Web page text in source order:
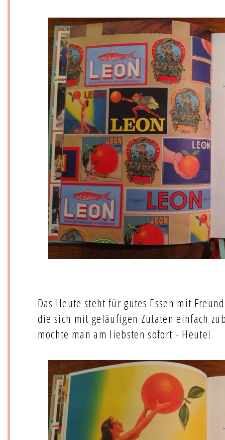
Das Heute steht für gutes Essen mit
die sich mit geläufigen Zutaten einfach
möchte man am liebsten sofort - Heute!